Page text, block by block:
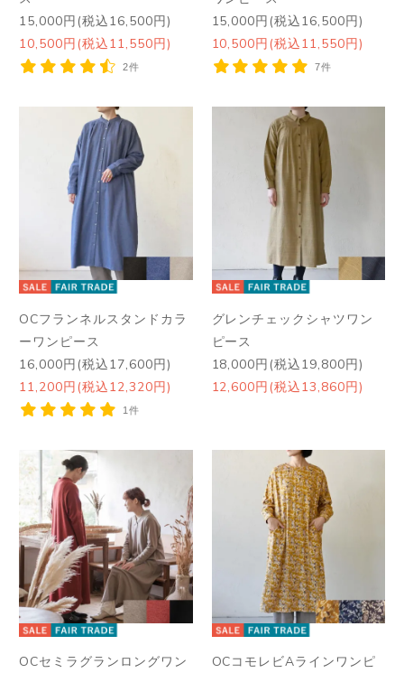
15,000円(税込16,500円)
10,500円(税込11,550円)
2件
15,000円(税込16,500円)
10,500円(税込11,550円)
7件
OCフランネルスタンドカラ
ーワンピース
16,000円(税込17,600円)
11,200円(税込12,320円)
1件
グレンチェックシャツワン
ピース
18,000円(税込19,800円)
12,600円(税込13,860円)
OCセミラグランロングワン
OCコモレビAラインワンピ